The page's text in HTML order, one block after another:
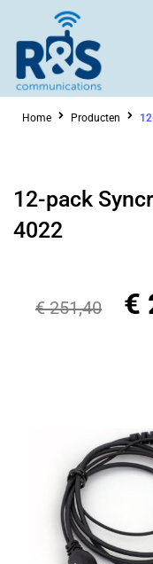
inhoud
Home Producten
12-pack
4022
€251,40 €